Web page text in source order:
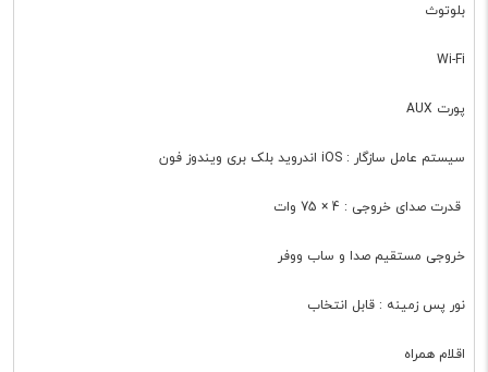
بلوتوث
Wi-Fi
پورت AUX
سیستم عامل سازگار : iOS اندروید بلک بری ویندوز فون
قدرت صدای خروجی : 4 × 75 وات
خروجی مستقیم صدا و ساب ووفر
نور پس زمینه : قابل انتخاب
اقلام همراه